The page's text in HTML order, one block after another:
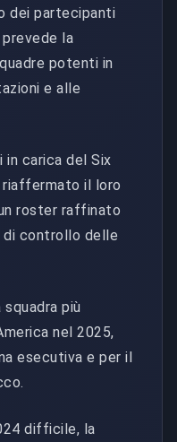
dei partecipanti
la
potenti in
e alle
in carica del Six
riaffermato il loro
roster raffinato
controllo delle
squadra più
nel 2025,
esecutiva e per il
difficile, la